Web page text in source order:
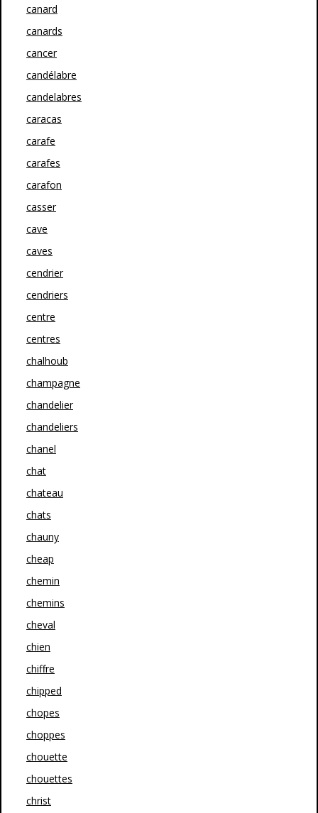
canard
canards
cancer
candélabre
candelabres
caracas
carafe
carafes
carafon
casser
cave
caves
cendrier
cendriers
centre
centres
chalhoub
champagne
chandelier
chandeliers
chanel
chat
chateau
chats
chauny
cheap
chemin
chemins
cheval
chien
chiffre
chipped
chopes
choppes
chouette
chouettes
christ